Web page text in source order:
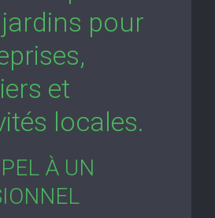
pour
et
locales.
À UN